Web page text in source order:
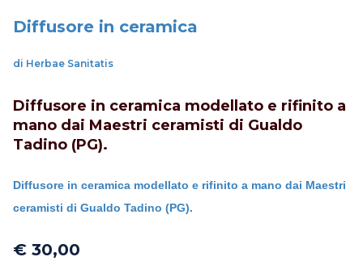
Diffusore in ceramica
di Herbae Sanitatis
Diffusore in ceramica modellato e rifinito a
mano dai Maestri ceramisti di Gualdo
Tadino (PG).
Diffusore in ceramica modellato e rifinito a mano dai Maestri
ceramisti di Gualdo Tadino (PG).
€ 30,00